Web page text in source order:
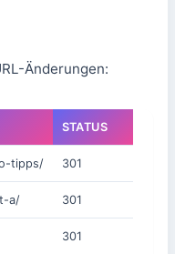
Änderungen:
STATUS
tipps/ 301
a/ 301
301